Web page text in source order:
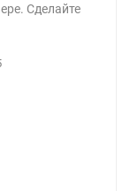
Сделайте